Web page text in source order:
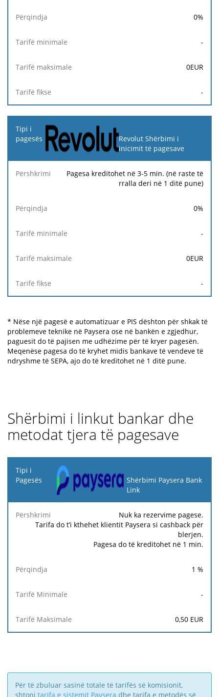
0%
-
0EUR
-
Revolut Shërbimi i
inicimit të pagesave
Pagesa kreditohet në 3-5 min. (në raste të
rralla deri në 1 ditë pune)
0%
-
0EUR
-
* Nëse një pagesë e automatizuar e PIS dështon për shkak të
problemeve teknike në Paysera ose në bankën e zgjedhur,
paguesit do të pajisen me udhëzime për të kryer pagesën.
Meqenëse pagesa do të kryhet midis bankave të vendeve të
ndryshme të SEPA, ajo do të kreditohet në 1 ditë pune.
Shërbimi i linkut bankar dhe
metodat tjera të pagesave
Tipi i
Pagesës
Tarifë
Minimale
Tarifë
Maksimale
Shërbimi Paysera Bank
Link
Nuk ka rezervime pagese.
Tarifa do t’i kthehet klientit Paysera si cashback për
blerjen.
Pagesa do të kreditohet në 1 min.
1 %
-
0,50 EUR
Për të zbuluar sasinë totale të tarifës së komisionit,
shtoni tarifa e sistemit Paysera dhe tarifa e metodës së